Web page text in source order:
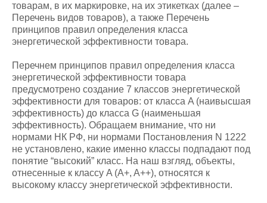
товарам, в их маркировке, на их этикетках (далее –
Перечень видов товаров), а также Перечень
принципов правил определения класса
энергетической эффективности товара.
Перечнем принципов правил определения класса
энергетической эффективности товара
предусмотрено создание 7 классов энергетической
эффективности для товаров: от класса A (наивысшая
эффективность) до класса G (наименьшая
эффективность). Обращаем внимание, что ни
нормами НК РФ, ни нормами Постановления N 1222
не установлено, какие именно классы подпадают под
понятие “высокий” класс. На наш взгляд, объекты,
отнесенные к классу A (A+, A++), относятся к
высокому классу энергетической эффективности.